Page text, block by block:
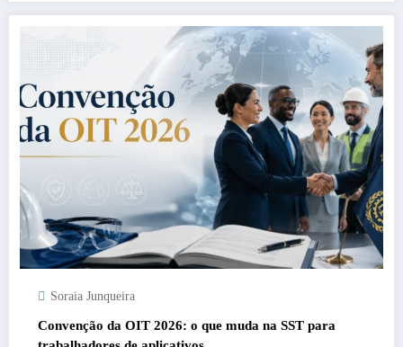
Soraia Junqueira
Convenção da OIT 2026: o que muda na SST para